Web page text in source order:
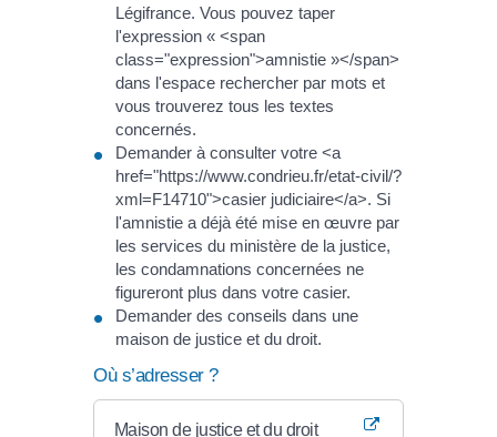
Légifrance. Vous pouvez taper
l'expression « <span
class="expression">amnistie »</span>
dans l'espace rechercher par mots et
vous trouverez tous les textes
concernés.
Demander à consulter votre <a
href="https://www.condrieu.fr/etat-civil/?
xml=F14710">casier judiciaire</a>. Si
l'amnistie a déjà été mise en œuvre par
les services du ministère de la justice,
les condamnations concernées ne
figureront plus dans votre casier.
Demander des conseils dans une
maison de justice et du droit.
Où s’adresser ?
Maison de justice et du droit